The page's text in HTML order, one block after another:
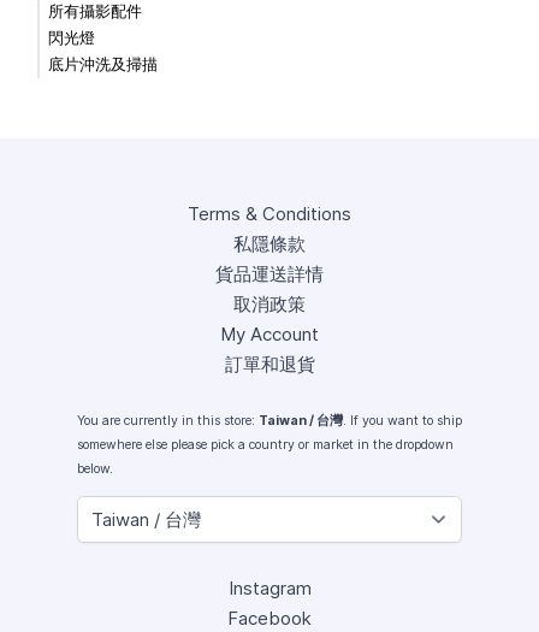
所有攝影配件
閃光燈
底片沖洗及掃描
Terms & Conditions
私隱條款
貨品運送詳情
取消政策
My Account
訂單和退貨
You are currently in this store: Taiwan / 台灣. If you want to ship
somewhere else please pick a country or market in the dropdown
below.
Instagram
Facebook